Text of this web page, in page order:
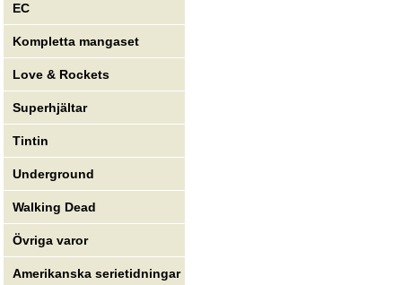
EC
Kompletta mangaset
Love & Rockets
Superhjältar
Tintin
Underground
Walking Dead
Övriga varor
Amerikanska serietidningar